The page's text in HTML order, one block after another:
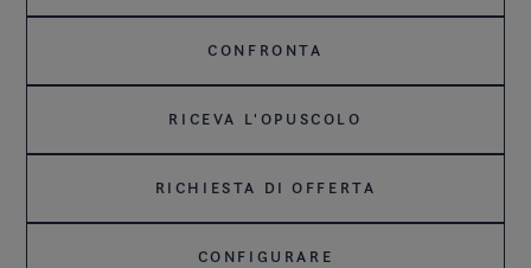
CONFRONTA
RICEVA L'OPUSCOLO
RICHIESTA DI OFFERTA
CONFIGURARE